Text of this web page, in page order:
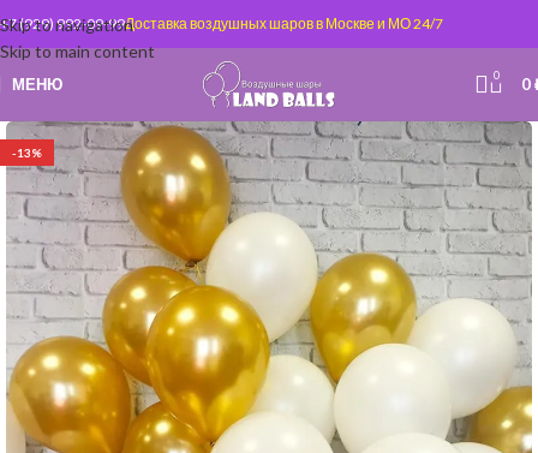
Skip to navigation
Skip to main content
+7 (929) 992-09-99Доставка воздушных шаров в Москве и МО 24/7
МЕНЮ 0 0
-13%